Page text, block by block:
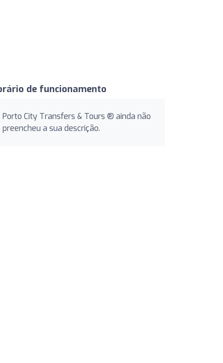
de funcionamento
Porto City Transfers & Tours ®️ ainda não
preencheu a sua descrição.